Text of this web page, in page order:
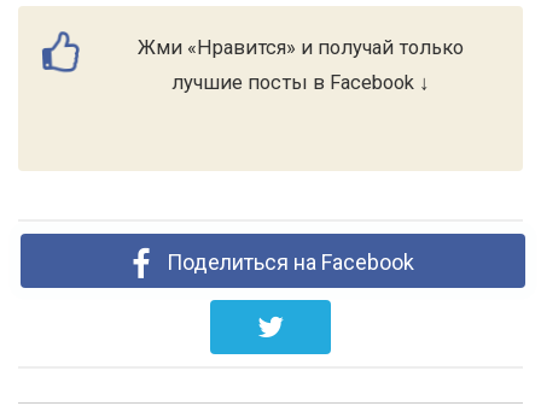
Жми «Нравится» и получай только
лучшие посты в Facebook ↓
Поделиться на Facebook